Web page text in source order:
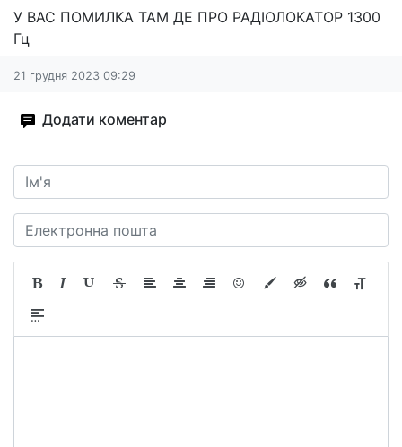
У ВАС ПОМИЛКА ТАМ ДЕ ПРО РАДІОЛОКАТОР 1300
Гц
21 грудня 2023 09:29
Додати коментар